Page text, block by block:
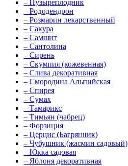
– Пузыреплодник
– Рододендрон
– Розмарин лекарственный
– Сакура
– Самшит
– Сантолина
– Сирень
– Скумпия (кожевенная)
– Слива декоративная
– Смородина Альпийская
– Спирея
– Сумах
– Тамарикс
– Тимьян (чабрец)
– Форзиция
– Церцис (Багрянник)
– Чубушник (жасмин садовый)
– Юкка садовая
– Яблоня декоративная